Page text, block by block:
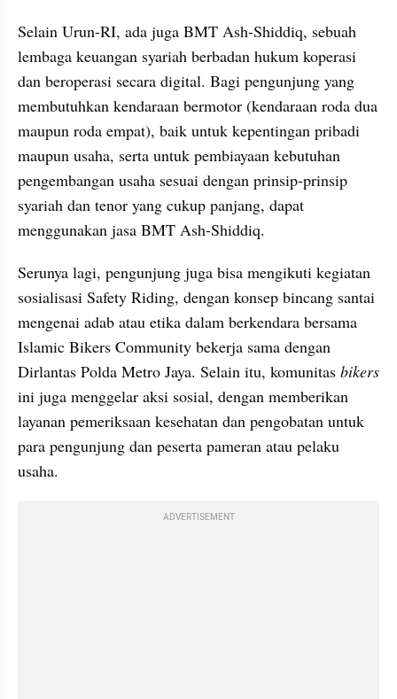
Selain Urun-RI, ada juga BMT Ash-Shiddiq, sebuah
lembaga keuangan syariah berbadan hukum koperasi
dan beroperasi secara digital. Bagi pengunjung yang
membutuhkan kendaraan bermotor (kendaraan roda dua
maupun roda empat), baik untuk kepentingan pribadi
maupun usaha, serta untuk pembiayaan kebutuhan
pengembangan usaha sesuai dengan prinsip-prinsip
syariah dan tenor yang cukup panjang, dapat
menggunakan jasa BMT Ash-Shiddiq.
Serunya lagi, pengunjung juga bisa mengikuti kegiatan
sosialisasi Safety Riding, dengan konsep bincang santai
mengenai adab atau etika dalam berkendara bersama
Islamic Bikers Community bekerja sama dengan
Dirlantas Polda Metro Jaya. Selain itu, komunitas
ini juga menggelar aksi sosial, dengan memberikan
layanan pemeriksaan kesehatan dan pengobatan untuk
para pengunjung dan peserta pameran atau pelaku
usaha.
ADVERTISEMENT